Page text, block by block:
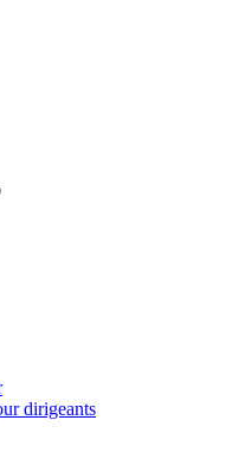
dirigeants